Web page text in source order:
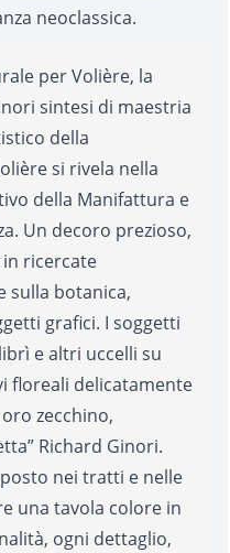
neoclassica.
per Volière, la
sintesi di maestria
della
si rivela nella
della Manifattura e
Un decoro prezioso,
ricercate
sulla botanica,
grafici. I soggetti
e altri uccelli su
floreali delicatamente
zecchino,
Richard Ginori.
nei tratti e nelle
una tavola colore in
ogni dettaglio,